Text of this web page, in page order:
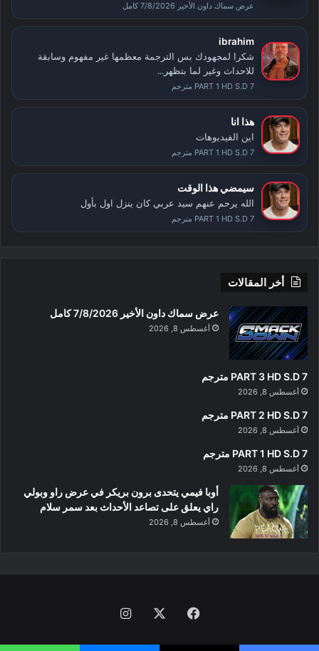
عرض سماك داون الأخير 7/8/2026 كامل
ibrahim
شكرا لمجهودك بس الترجمة معظمها غير مفهوم وسابقة
للاحداث وغير لما بتظهر...
PART 1 HD S.D 7 مترجم
هذا انا
اين الفيديوهات
PART 1 HD S.D 7 مترجم
سيمضي هذا الوقت
الله يرحم عنهم سيد عربي كان ينزل اول بأول
PART 1 HD S.D 7 مترجم
أخر المقالات
عرض سماك داون الأخير 7/8/2026 كامل
أغسطس 8, 2026
PART 3 HD S.D 7 مترجم
أغسطس 8, 2026
PART 2 HD S.D 7 مترجم
أغسطس 8, 2026
PART 1 HD S.D 7 مترجم
أغسطس 8, 2026
أوبا فيمي يتحدى برون بريكر في عرض راو وبولي
راي يعلق على تصاعد الأحداث بعد سمر سلام
أغسطس 8, 2026
فيسبوك